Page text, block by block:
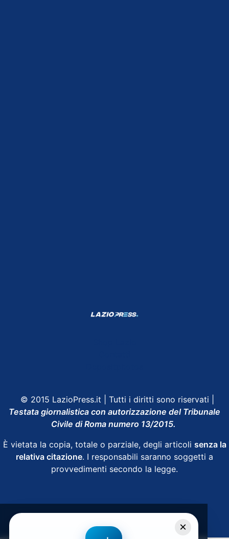
© 2015 LazioPress.it | Tutti i diritti sono riservati |
Testata giornalistica con autorizzazione del Tribunale
Civile di Roma numero 13/2015.
È vietata la copia, totale o parziale, degli articoli senza la
relativa citazione. I responsabili saranno soggetti a
provvedimenti secondo la legge.
×